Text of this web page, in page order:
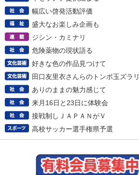
幅広い啓発活動評価
盛大なお楽しみ企画も
ジシン・カミナリ
危険薬物の現状語る
好きな色の作品見つけて
田口友里衣さんらのトンボ玉ズラリ
ありのままの魅力感じて
来月16日と23日に体験会
接戦制しＪＡＰＡＮがＶ
高校サッカー選手権県予選